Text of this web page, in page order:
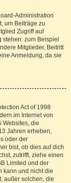
Administration
um Beiträge zu
Zugriff auf
zum Beispiel
Mitglieder, Beitritt
Anmeldung, da sie
Act of 1998
im Internet von
Websites, die
Jahren erheben,
oder der
bist, ob dies auf dich
zutrifft, ziehe einen
Limited und der
kann und nicht die
außer solchen, die